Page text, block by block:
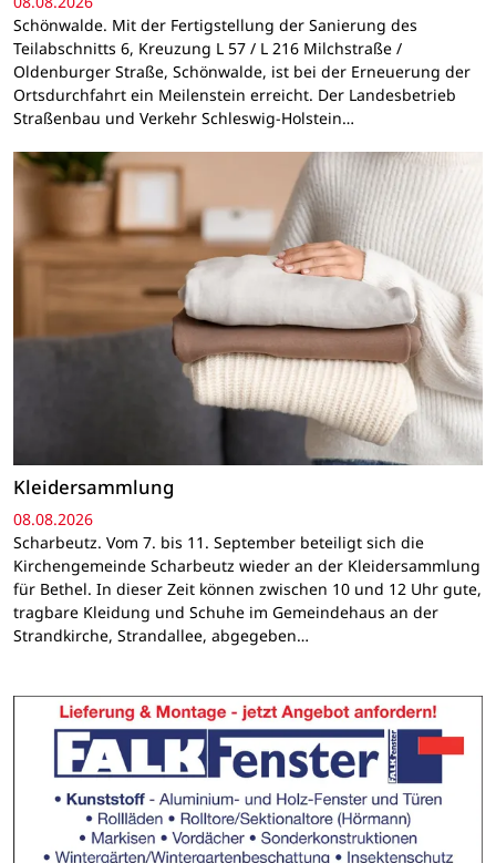
Schönwalde. Mit der Fertigstellung der Sanierung des
Teilabschnitts 6, Kreuzung L 57 / L 216 Milchstraße /
Oldenburger Straße, Schönwalde, ist bei der Erneuerung der
Ortsdurchfahrt ein Meilenstein erreicht. Der Landesbetrieb
Straßenbau und Verkehr Schleswig-Holstein…
Kleidersammlung
08.08.2026
Scharbeutz. Vom 7. bis 11. September beteiligt sich die
Kirchengemeinde Scharbeutz wieder an der Kleidersammlung
für Bethel. In dieser Zeit können zwischen 10 und 12 Uhr gute,
tragbare Kleidung und Schuhe im Gemeindehaus an der
Strandkirche, Strandallee, abgegeben…